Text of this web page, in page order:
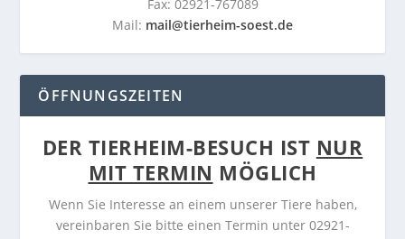
Fax: 02921-767089
Mail: mail@tierheim-soest.de
ÖFFNUNGSZEITEN
DER TIERHEIM-BESUCH IST NUR
MIT TERMIN MÖGLICH
Wenn Sie Interesse an einem unserer Tiere haben,
vereinbaren Sie bitte einen Termin unter 02921-